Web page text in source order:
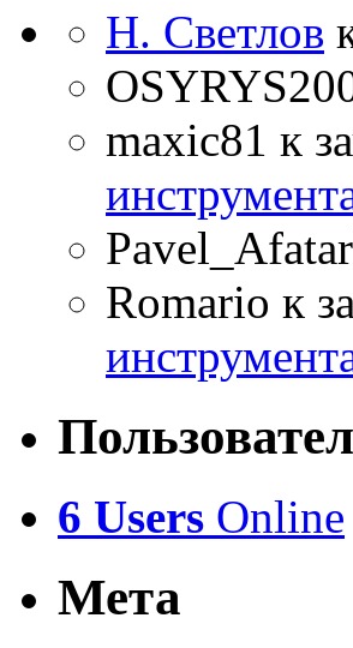
Н. Светлов
maxic81 к
Romario к
6 Users Online
Мета